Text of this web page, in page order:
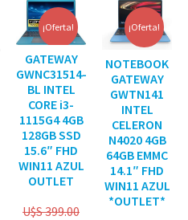
¡Oferta!
GATEWAY
GWNC31514-
BL INTEL
CORE i3-
1115G4 4GB
128GB SSD
15.6″ FHD
WIN11 AZUL
OUTLET
U$S399.00
¡Oferta!
NOTEBOOK
GATEWAY
GWTN141
INTEL
CELERON
N4020 4GB
64GB EMMC
14.1″ FHD
WIN11 AZUL
*OUTLET*